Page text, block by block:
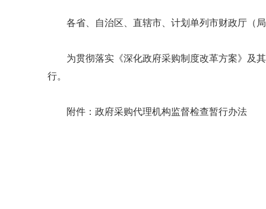
各省、自治区、直辖市、计划单列市财政厅（
为贯彻落实《深化政府采购制度改革方案》及
行。
附件：政府采购代理机构监督检查暂行办法